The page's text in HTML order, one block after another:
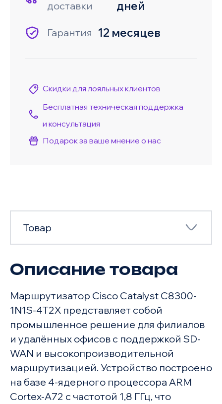
доставки
дней
Гарантия 12 месяцев
Скидки для лояльных клиентов
Бесплатная техническая поддержка
и консультация
Подарок за ваше мнение о нас
Товар
Товар
Характеристики
Описание товара
Маршрутизатор Cisco Catalyst C8300-
1N1S-4T2X представляет собой
промышленное решение для филиалов
и удалённых офисов с поддержкой SD-
WAN и высокопроизводительной
маршрутизацией. Устройство построено
на базе 4-ядерного процессора ARM
Cortex-A72 с частотой 1,8 ГГц, что